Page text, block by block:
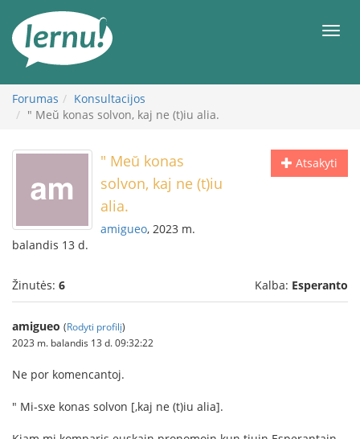
turinį
Forumas
Konsultacijos
" Meŭ konas solvon, kaj ne (t)iu alia.
Atsakyti
" Meŭ konas
solvon, kaj ne (t)iu
alia.
amigueo, 2023 m.
balandis 13 d.
Žinutės: 6 Kalba: Esperanto
amigueo (Rodyti profilį)
2023 m. balandis 13 d. 09:32:22
Ne por komencantoj.
" Mi-sxe konas solvon [,kaj ne (t)iu alia].